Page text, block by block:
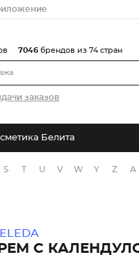
заказов
7046 брендов из 74 стран
Белита
S T U V W Y Z А
С